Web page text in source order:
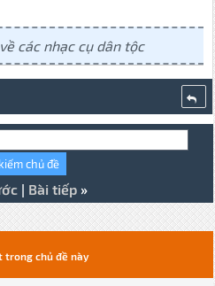
các nhạc cụ dân tộc
| Bài tiếp»
trong chủ đề này